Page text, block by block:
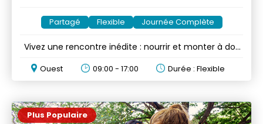
Partagé Flexible Journée Complète
Vivez une rencontre inédite : nourrir et monter à dos
Ouest 09:00 - 17:00 Durée : Flexible
Plus Populaire